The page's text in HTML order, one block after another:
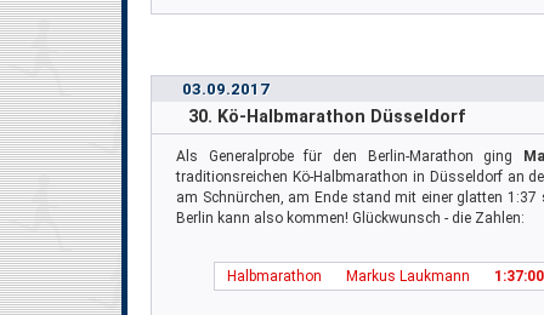
03.09.2017
30. Kö-Halbmarathon Düsseldorf
Als Generalprobe für den Berlin-Marathon ging
traditionsreichen Kö-Halbmarathon in Düsseldorf an
am Schnürchen, am Ende stand mit einer glatten
Berlin kann also kommen! Glückwunsch - die Zahlen:
Halbmarathon Markus Laukmann